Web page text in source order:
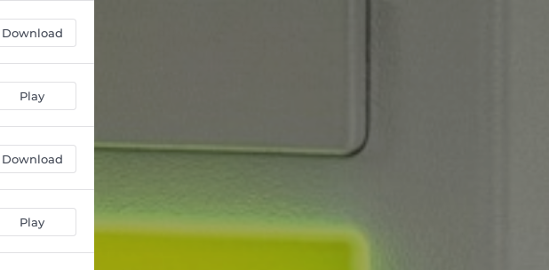
Download
Play
Download
Play